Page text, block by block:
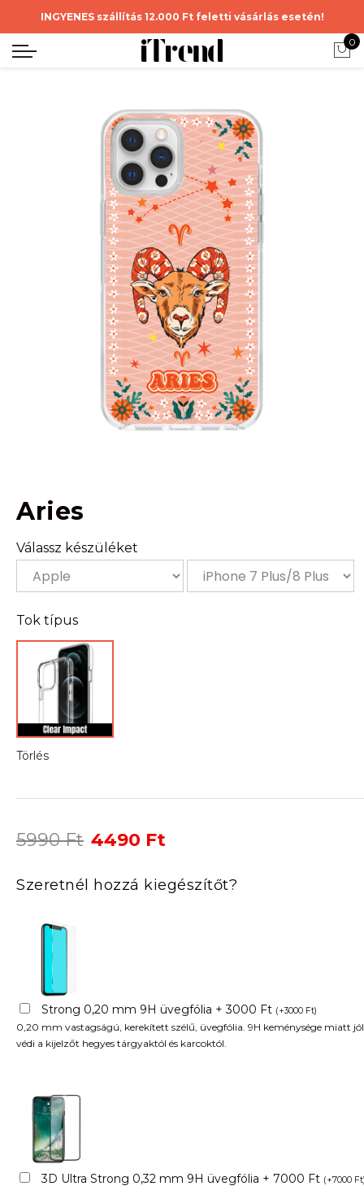
INGYENES szállítás 12.000 Ft feletti vásárlás esetén!
0
Aries
Válassz készüléket
Tok típus
Törlés
5990Ft Original
was:
5990 Ft.
4490 Ft
is:
4490 Ft.
Szeretnél hozzá kiegészítőt?
Strong 0,20 mm 9H üvegfólia + 3000 Ft (+3000 Ft)
0,20 mm vastagságú, kerekített szélű, üvegfólia. 9H keménysége miatt jól
védi a kijelzőt hegyes tárgyaktól és karcoktól.
3D Ultra Strong 0,32 mm 9H üvegfólia + 7000 Ft (+7000 Ft